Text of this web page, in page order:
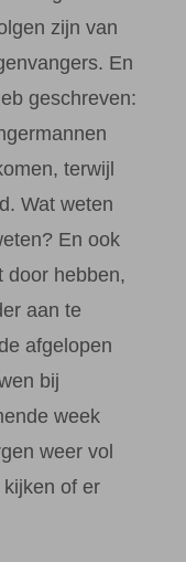
zijn van
En
geschreven:
terwijl
Wat weten
En ook
door hebben,
aan te
afgelopen
bij
week
weer vol
of er